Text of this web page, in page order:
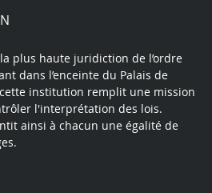
plus haute juridiction de l’ordre
dans l’enceinte du Palais de
institution remplit une mission
l'interprétation des lois.
ainsi à chacun une égalité de